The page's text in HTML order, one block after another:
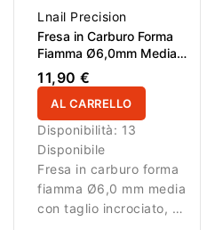
la rimozione rapida e
controllata di gel,
acrilico, polygel e
Lnail Precision
Fresa in Carburo Forma
Fiamma Ø6,0mm Media
Taglio Incrociato LL
16,0mm L/R
11,90 €
AL CARRELLO
Disponibilità: 13
Disponibile
Fresa in carburo forma
fiamma Ø6,0 mm media
con taglio incrociato, AL